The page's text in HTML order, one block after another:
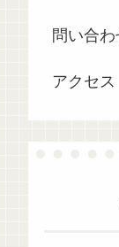
問い合わ
アクセス